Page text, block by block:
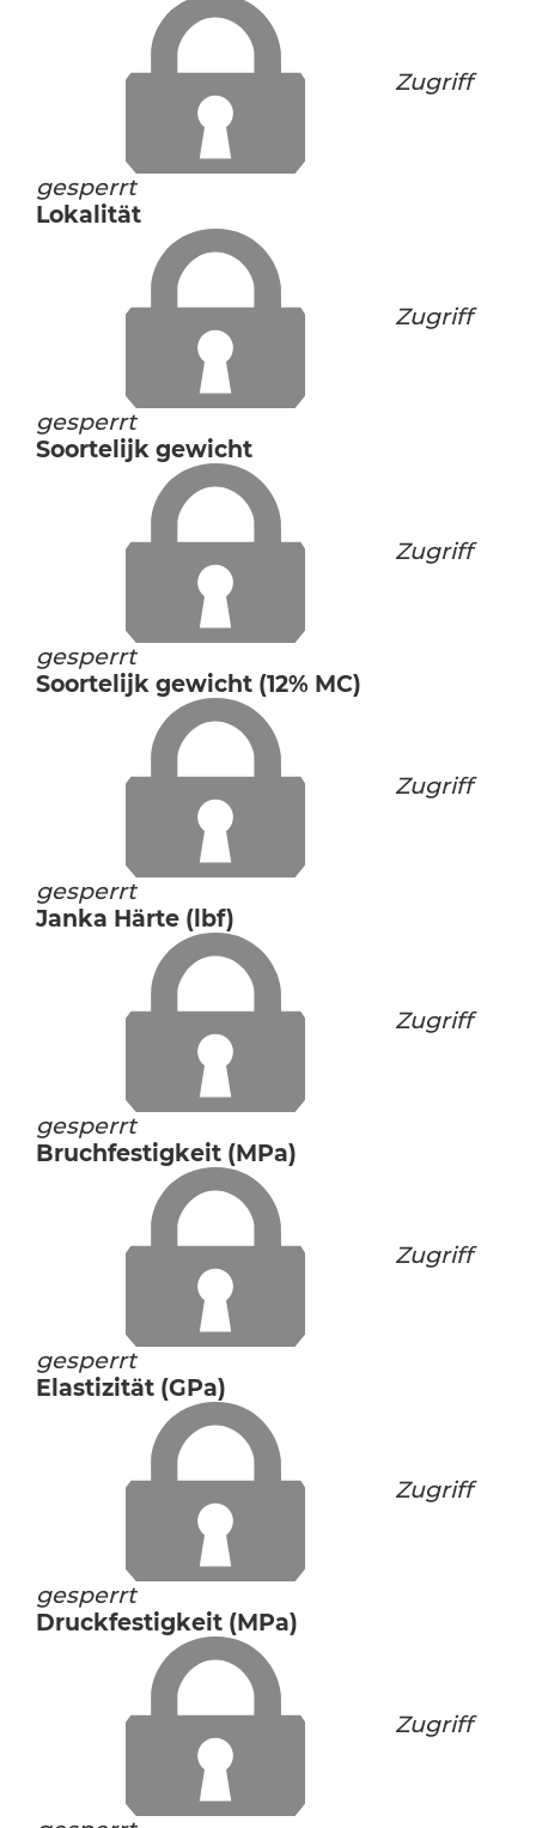
Zugriff
gesperrt
Lokalität
Zugriff
gesperrt
Soortelijk gewicht
Zugriff
gesperrt
Soortelijk gewicht (12% MC)
Zugriff
gesperrt
Janka Härte (lbf)
Zugriff
gesperrt
Bruchfestigkeit (MPa)
Zugriff
gesperrt
Elastizität (GPa)
Zugriff
gesperrt
Druckfestigkeit (MPa)
Zugriff